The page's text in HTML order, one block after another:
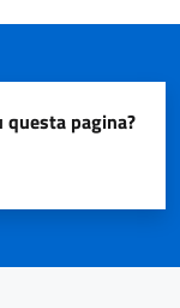
pagina?